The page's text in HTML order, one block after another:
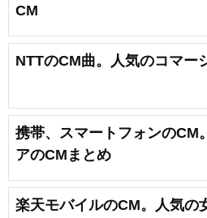
CM
NTTのCM曲。人気のコマー
携帯、スマートフォンのCM
アのCMまとめ
楽天モバイルのCM。人気の